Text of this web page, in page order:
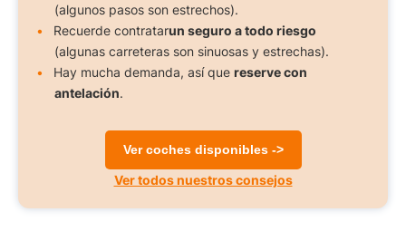
(algunos pasos son estrechos).
Recuerde contratarun seguro a todo riesgo
(algunas carreteras son sinuosas y estrechas).
Hay mucha demanda, así que reserve con
antelación.
Ver coches disponibles ->
Ver todos nuestros consejos